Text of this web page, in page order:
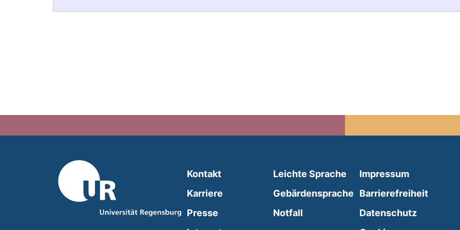
Kontakt
Karriere
Presse
Leichte Sprache (external link, opens in a
Gebärdensprache (external link, opens in
Notfall (external link, opens in a new
Impressum
Barrierefreiheit
Datenschutz